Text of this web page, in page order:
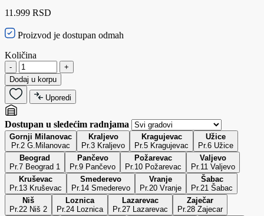
11.999 RSD
Proizvod je dostupan odmah
Količina
-
+
Dodaj u korpu
Uporedi
Dostupan u sledećim radnjama
Gornji Milanovac
Pr.2 G.Milanovac
Kraljevo
Pr.3 Kraljevo
Kragujevac
Pr.5 Kragujevac
Užice
Pr.6 Užice
Beograd
Pr.7 Beograd 1
Pančevo
Pr.9 Pančevo
Požarevac
Pr.10 Požarevac
Valjevo
Pr.11 Valjevo
Kruševac
Pr.13 Kruševac
Smederevo
Pr.14 Smederevo
Vranje
Pr.20 Vranje
Šabac
Pr.21 Šabac
Niš
Pr.22 Niš 2
Loznica
Pr.24 Loznica
Lazarevac
Pr.27 Lazarevac
Zaječar
Pr.28 Zajecar